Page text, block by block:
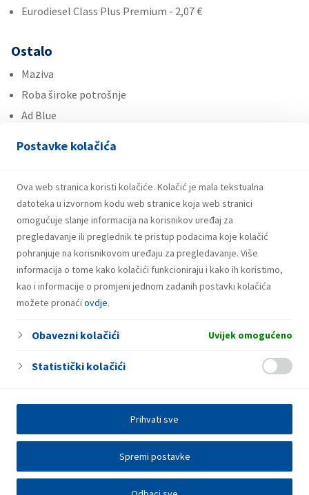
Postavke kolačića
Ova web stranica koristi kolačiće. Kolačić je mala tekstualna
datoteka u izvornom kodu web stranice koja web stranici
omogućuje slanje informacija na korisnikov uređaj za
pregledavanje ili preglednik te pristup podacima koje kolačić
pohranjuje na korisnikovom uređaju za pregledavanje. Više
informacija o tome kako kolačići funkcioniraju i kako ih koristimo,
kao i informacije o promjeni jednom zadanih postavki kolačića
možete pronaći ovdje.
Obavezni kolačići Uvijek omogućeno
Statistički kolačići
Spremi postavke
Prihvati sve
Eurodiesel Class Plus Premium - 2,07 €
Ostalo
Maziva
Roba široke potrošnje
Ad Blue
Usluge
Fresh Corner